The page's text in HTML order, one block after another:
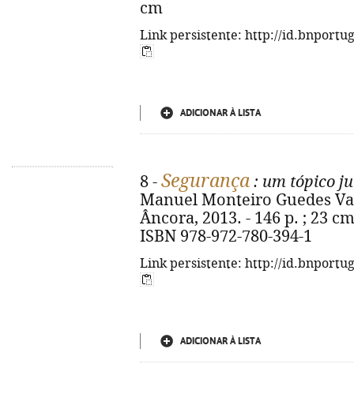
cm
Link persistente: http://
ADICIONAR À LISTA
8 - Segurança : um tópico
Manuel Monteiro Guedes
Âncora, 2013. - 146 p. ; 23
ISBN 978-972-780-394-1
Link persistente: http://
ADICIONAR À LISTA